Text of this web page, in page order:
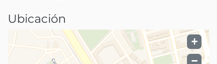
Ubicación
+
−